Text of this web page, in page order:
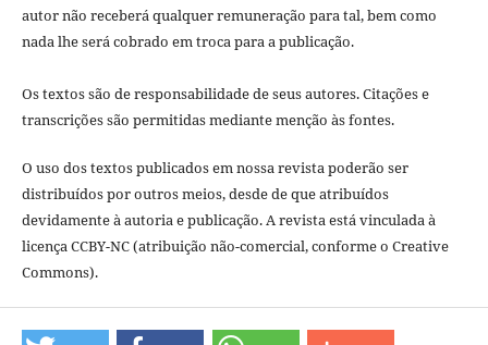
autor não receberá qualquer remuneração para tal, bem como
nada lhe será cobrado em troca para a publicação.
Os textos são de responsabilidade de seus autores. Citações e
transcrições são permitidas mediante menção às fontes.
O uso dos textos publicados em nossa revista poderão ser
distribuídos por outros meios, desde de que atribuídos
devidamente à autoria e publicação. A revista está vinculada à
licença CCBY-NC (atribuição não-comercial, conforme o Creative
Commons).